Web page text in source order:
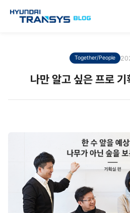
Together/People
나만 알고 싶은 프로